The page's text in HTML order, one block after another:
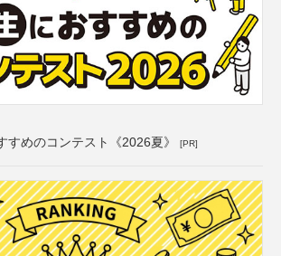
すめのコンテスト《2026夏》 [PR]